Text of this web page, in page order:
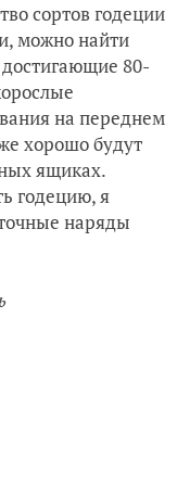
сортов годеции
можно найти
80-
на переднем
хорошо будут
ящиках.
годецию, я
наряды